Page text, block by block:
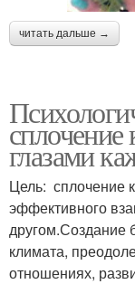
читать дальше →
сплочение
глазами
Цель: сплочение
эффективного
другом.Создание
климата,
отношениях,